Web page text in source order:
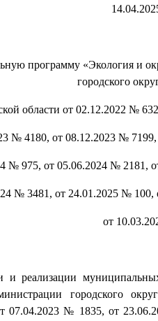
программу «Экология и
городского
области от 02.12.2022 №
№ 4180, от 08.12.2023 №
№ 975, от 05.06.2024 № 2181,
№ 3481, от 24.01.2025 №
от
и реализации
город­ского
07.04.2023 № 1835, от